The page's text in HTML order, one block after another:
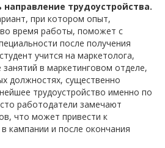
трудоустройства.
при котором опыт,
время работы, поможет с
после получения
учится на маркетолога,
в маркетинговом отделе,
должностях, существенно
трудоустройство именно по
работодатели замечают
что может привести к
кампании и после окончания